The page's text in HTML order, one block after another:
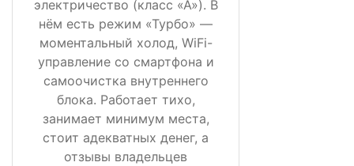
электричество (класс «А»). В
нём есть режим «Турбо» —
моментальный холод, WiFi-
управление со смартфона и
самоочистка внутреннего
блока. Работает тихо,
занимает минимум места,
стоит адекватных денег, а
отзывы владельцев